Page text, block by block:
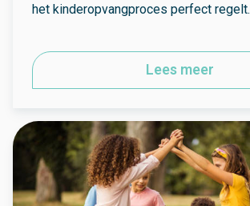
het kinderopvangproces perfect regelt.
Lees meer